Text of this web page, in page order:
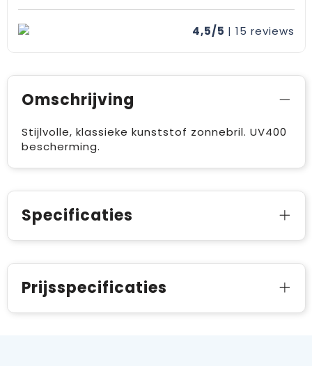
4,5/5 | 15 reviews
Omschrijving
Stijlvolle, klassieke kunststof zonnebril. UV400
bescherming.
Specificaties
Prijsspecificaties